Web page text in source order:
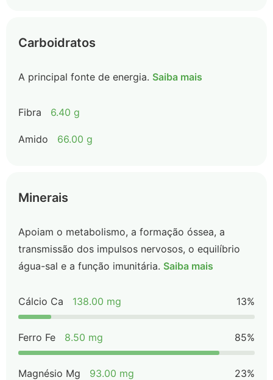
Carboidratos
A principal fonte de energia. Saiba mais
Fibra 6.40 g
Amido 66.00 g
Minerais
Apoiam o metabolismo, a formação óssea, a
transmissão dos impulsos nervosos, o equilíbrio
água-sal e a função imunitária. Saiba mais
Cálcio Ca 138.00 mg 13%
Ferro Fe 8.50 mg 85%
Magnésio Mg 93.00 mg 23%